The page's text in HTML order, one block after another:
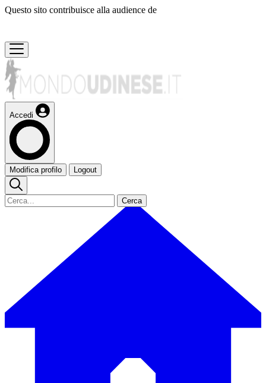
Questo sito contribuisce alla audience de
Accedi
Modifica profilo Logout
Cerca